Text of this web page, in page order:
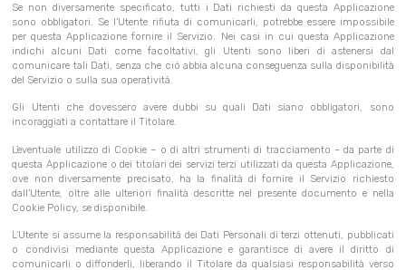
Se non diversamente specificato, tutti i Dati richiesti da questa Applicazione
sono obbligatori. Se l’Utente rifiuta di comunicarli, potrebbe essere impossibile
per questa Applicazione fornire il Servizio. Nei casi in cui questa Applicazione
indichi alcuni Dati come facoltativi, gli Utenti sono liberi di astenersi dal
comunicare tali Dati, senza che ciò abbia alcuna conseguenza sulla disponibilità
del Servizio o sulla sua operatività.
Gli Utenti che dovessero avere dubbi su quali Dati siano obbligatori, sono
incoraggiati a contattare il Titolare.
L’eventuale utilizzo di Cookie – o di altri strumenti di tracciamento – da parte di
questa Applicazione o dei titolari dei servizi terzi utilizzati da questa Applicazione,
ove non diversamente precisato, ha la finalità di fornire il Servizio richiesto
dall’Utente, oltre alle ulteriori finalità descritte nel presente documento e nella
Cookie Policy, se disponibile.
L’Utente si assume la responsabilità dei Dati Personali di terzi ottenuti, pubblicati
o condivisi mediante questa Applicazione e garantisce di avere il diritto di
comunicarli o diffonderli, liberando il Titolare da qualsiasi responsabilità verso